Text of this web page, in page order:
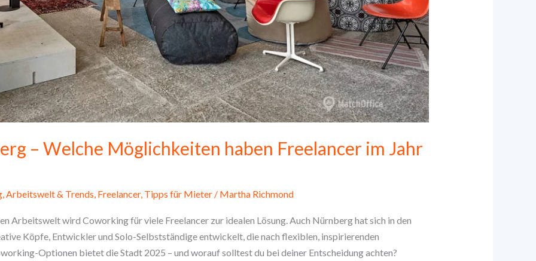
– Welche Möglichkeiten haben Freelancer im Jahr
,Arbeitswelt & Trends, Freelancer, Tipps für Mieter/ Martha Richmond
Arbeitswelt wird Coworking für viele Freelancer zur idealen Lösung. Auch Nürnberg hat sich in den
Köpfe, Entwickler und Solo-Selbstständige entwickelt, die nach flexiblen, inspirierenden
Optionen bietet die Stadt 2025 – und worauf solltest du bei deiner Entscheidung achten?